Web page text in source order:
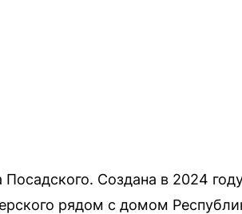
Создана в 2024
рядом с домом